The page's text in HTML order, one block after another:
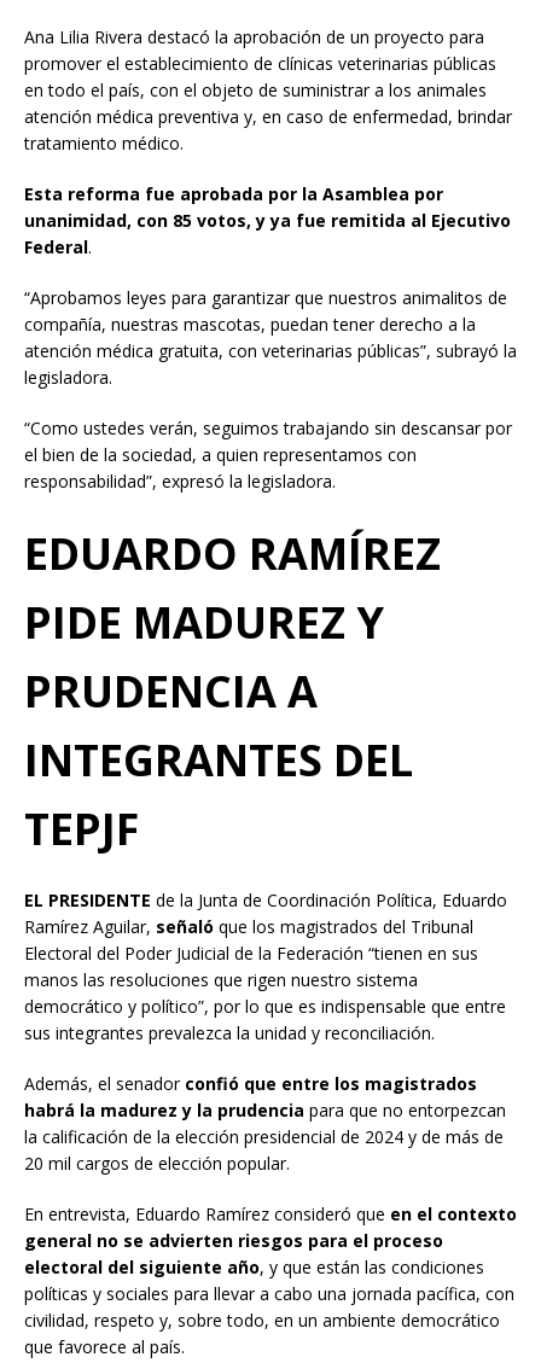
Ana Lilia Rivera destacó la aprobación de un proyecto para
promover el establecimiento de clínicas veterinarias públicas
en todo el país, con el objeto de suministrar a los animales
atención médica preventiva y, en caso de enfermedad, brindar
tratamiento médico.
Esta reforma fue aprobada por la Asamblea por
unanimidad, con 85 votos, y ya fue remitida al Ejecutivo
Federal.
“Aprobamos leyes para garantizar que nuestros animalitos de
compañía, nuestras mascotas, puedan tener derecho a la
atención médica gratuita, con veterinarias públicas”, subrayó la
legisladora.
“Como ustedes verán, seguimos trabajando sin descansar por
el bien de la sociedad, a quien representamos con
responsabilidad”, expresó la legisladora.
EDUARDO RAMÍREZ
PIDE MADUREZ Y
PRUDENCIA A
INTEGRANTES DEL
TEPJF
EL PRESIDENTE de la Junta de Coordinación Política, Eduardo
Ramírez Aguilar, señaló que los magistrados del Tribunal
Electoral del Poder Judicial de la Federación “tienen en sus
manos las resoluciones que rigen nuestro sistema
democrático y político”, por lo que es indispensable que entre
sus integrantes prevalezca la unidad y reconciliación.
Además, el senador confió que entre los magistrados
habrá la madurez y la prudencia para que no entorpezcan
la calificación de la elección presidencial de 2024 y de más de
20 mil cargos de elección popular.
En entrevista, Eduardo Ramírez consideró que en el contexto
general no se advierten riesgos para el proceso
electoral del siguiente año, y que están las condiciones
políticas y sociales para llevar a cabo una jornada pacífica, con
civilidad, respeto y, sobre todo, en un ambiente democrático
que favorece al país.